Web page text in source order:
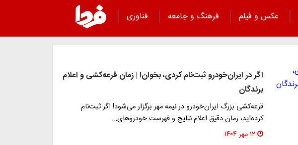
عکس و فیلم فرهنگ و جامعه
فناوری
اگر در ایران‌خودرو ثبت‌نام کردی، بخوان! | زمان قرعه‌کشی و اعلام
برندگان
قرعه‌کشی بزرگ ایران‌خودرو در نیمه مهر برگزار می‌شود! اگر ثبت‌نام
کرده‌اید، زمان دقیق اعلام نتایج و فهرست خودروهای…
۱۲ مهر ۱۴۰۴